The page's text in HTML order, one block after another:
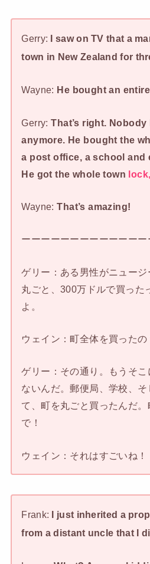
Gerry: I saw on TV that a
town in New Zealand for
Wayne: He bought an
Gerry:That’s right.
anymore. He bought the
a post office, a school and
He got the whole town
Wayne:That’s amazing!
ーーーーーーーーーーーーー
ゲリー：ある男性がニュー
丸ごと、300万ドルで買った
よ。
ウェイン：町全体を買ったの
ゲリー：その通り。もうそ
ないんだ。郵便局、学校、
て、町を丸ごと買ったんだ。
で！
ウェイン：それはすごいね！
Frank: I just inherited a
from a distant uncle that I